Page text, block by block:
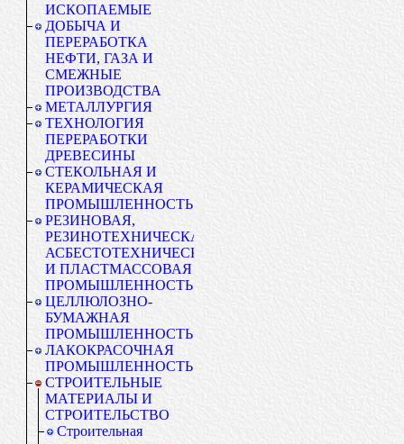
ИСКОПАЕМЫЕ
ДОБЫЧА И
ПЕРЕРАБОТКА
НЕФТИ, ГАЗА И
СМЕЖНЫЕ
ПРОИЗВОДСТВА
МЕТАЛЛУРГИЯ
ТЕХНОЛОГИЯ
ПЕРЕРАБОТКИ
ДРЕВЕСИНЫ
СТЕКОЛЬНАЯ И
КЕРАМИЧЕСКАЯ
ПРОМЫШЛЕННОСТЬ
РЕЗИНОВАЯ,
РЕЗИНОТЕХНИЧЕСКАЯ,
АСБЕСТОТЕХНИЧЕСКАЯ
И ПЛАСТМАССОВАЯ
ПРОМЫШЛЕННОСТЬ
ЦЕЛЛЮЛОЗНО-
БУМАЖНАЯ
ПРОМЫШЛЕННОСТЬ
ЛАКОКРАСОЧНАЯ
ПРОМЫШЛЕННОСТЬ
СТРОИТЕЛЬНЫЕ
МАТЕРИАЛЫ И
СТРОИТЕЛЬСТВО
Строительная